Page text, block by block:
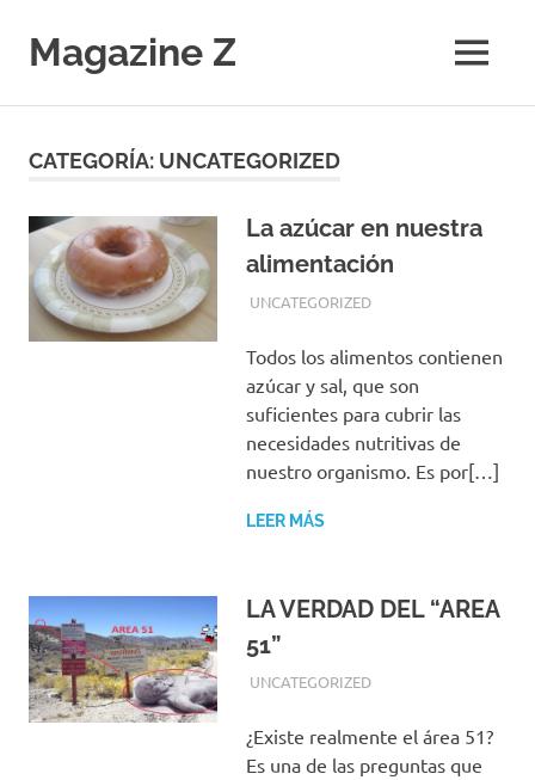
contenido
Magazine Z
Tecnología,
Economía.
Diario
Digital
MENÚ
CATEGORÍA: UNCATEGORIZED
La azúcar en nuestra
alimentación
JULIO 8, 2018
EQUIPO DE REDACCIÓN
UNCATEGORIZED
Todos los alimentos contienen
azúcar y sal, que son
suficientes para cubrir las
necesidades nutritivas de
nuestro organismo. Es por[…]
LEER MÁS
LA VERDAD DEL “AREA
51”
JUNIO 24, 2018
EQUIPO DE REDACCIÓN
UNCATEGORIZED
¿Existe realmente el área 51?
Es una de las preguntas que